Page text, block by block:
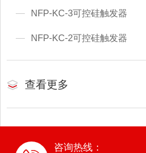
NFP-KC-3可控硅触发器
NFP-KC-2可控硅触发器
查看更多
咨询热线：